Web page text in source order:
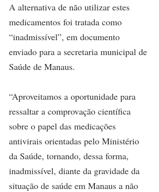
A alternativa de não utilizar estes
medicamentos foi tratada como
“inadmissível”, em documento
enviado para a secretaria municipal de
Saúde de Manaus.
“Aproveitamos a oportunidade para
ressaltar a comprovação científica
sobre o papel das medicações
antivirais orientadas pelo Ministério
da Saúde, tornando, dessa forma,
inadmissível, diante da gravidade da
situação de saúde em Manaus a não